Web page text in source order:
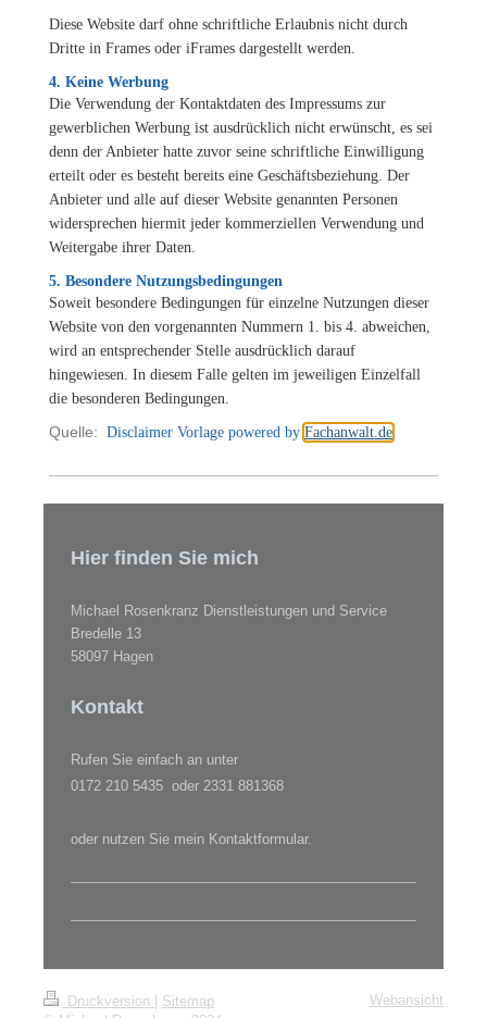
Diese Website darf ohne schriftliche Erlaubnis nicht durch
Dritte in Frames oder iFrames dargestellt werden.
4. Keine Werbung
Die Verwendung der Kontaktdaten des Impressums zur
gewerblichen Werbung ist ausdrücklich nicht erwünscht, es sei
denn der Anbieter hatte zuvor seine schriftliche Einwilligung
erteilt oder es besteht bereits eine Geschäftsbeziehung. Der
Anbieter und alle auf dieser Website genannten Personen
widersprechen hiermit jeder kommerziellen Verwendung und
Weitergabe ihrer Daten.
5. Besondere Nutzungsbedingungen
Soweit besondere Bedingungen für einzelne Nutzungen dieser
Website von den vorgenannten Nummern 1. bis 4. abweichen,
wird an entsprechender Stelle ausdrücklich darauf
hingewiesen. In diesem Falle gelten im jeweiligen Einzelfall
die besonderen Bedingungen.
Quelle: Disclaimer Vorlage powered by Fachanwalt.de
Hier finden Sie mich
Michael Rosenkranz Dienstleistungen und Service
Bredelle 13
58097 Hagen
Kontakt
Rufen Sie einfach an unter
0172 210 5435 oder 2331 881368
oder nutzen Sie mein Kontaktformular.
Druckversion | Sitemap
Webansicht